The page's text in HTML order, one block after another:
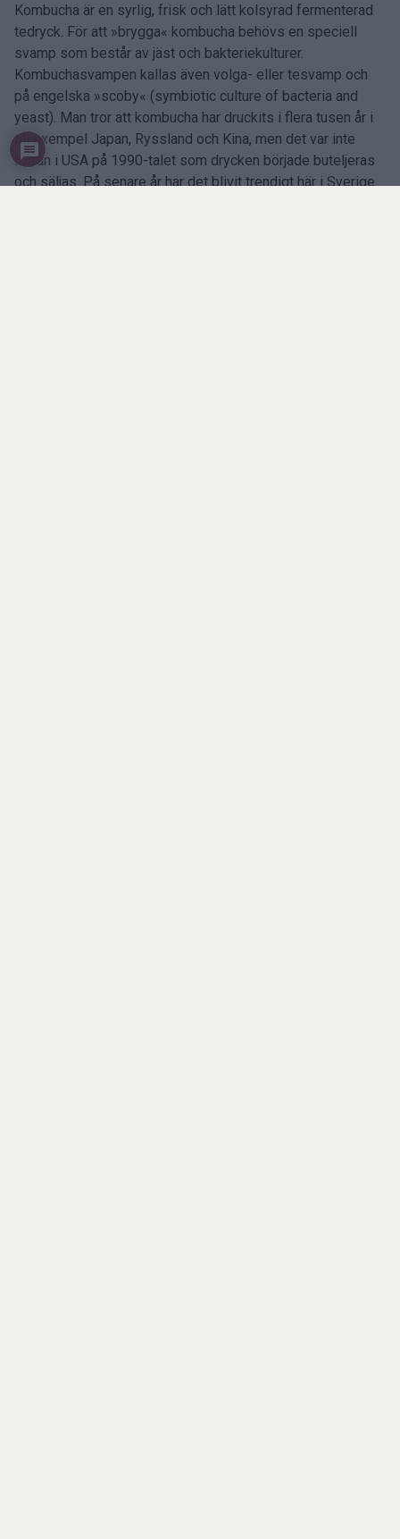
Kombucha är en syrlig, frisk och lätt kolsyrad fermenterad
tedryck. För att »brygga« kombucha behövs en speciell
svamp som består av jäst och bakteriekulturer.
Kombuchasvampen kallas även volga- eller tesvamp och
på engelska »scoby« (symbiotic culture of bacteria and
yeast). Man tror att kombucha har druckits i flera tusen år i
till exempel Japan, Ryssland och Kina, men det var inte
förrän i USA på 1990-talet som drycken började buteljeras
och säljas. På senare år har det blivit trendigt här i Sverige